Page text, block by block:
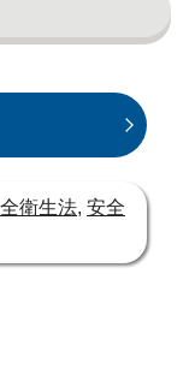
衛生法, 安全